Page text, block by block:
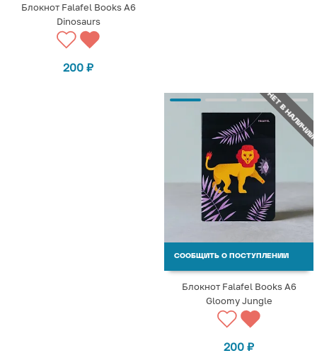
Блокнот Falafel Books А6
Dinosaurs
200 ₽
НЕТ В НАЛИЧИИ
СООБЩИТЬ О ПОСТУПЛЕНИИ
Блокнот Falafel Books А6
Gloomy Jungle
200 ₽